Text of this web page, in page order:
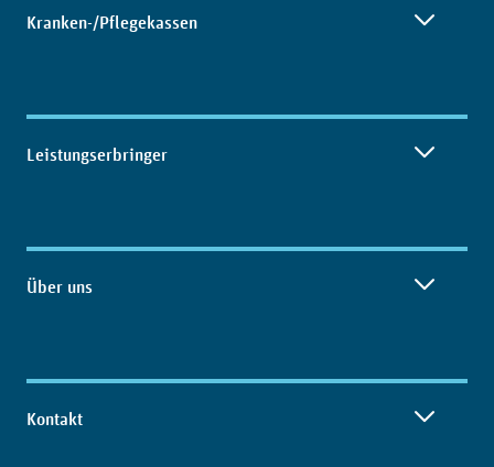
Kranken-/Pflegekassen
Leistungserbringer
Über uns
Kontakt